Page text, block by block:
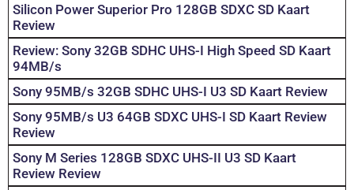
Silicon Power Superior Pro 128GB SDXC SD Kaart
Review
Review: Sony 32GB SDHC UHS-I High Speed SD Kaart
94MB/s
Sony 95MB/s 32GB SDHC UHS-I U3 SD Kaart Review
Sony 95MB/s U3 64GB SDXC UHS-I SD Kaart Review
Review
Sony M Series 128GB SDXC UHS-II U3 SD Kaart
Review Review